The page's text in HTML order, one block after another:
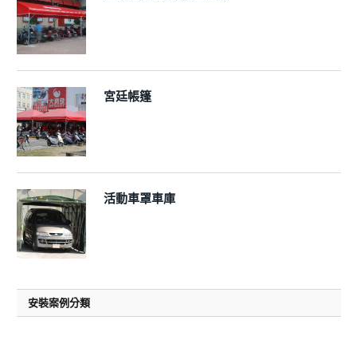
宮廷帳篷
活動車罩車庫
安裝案例分類